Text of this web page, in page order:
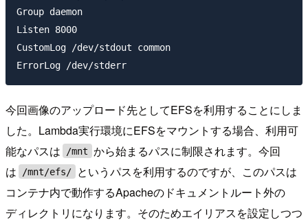
Group daemon
Listen 8000
CustomLog /dev/stdout common
今回画像のアップロード先としてEFSを利用することにしま
した。Lambda実行環境にEFSをマウントする場合、利用可
能なパスは
/mnt から始まるパスに制限されます。今回
は
/mnt/efs/
というパスを利用するのですが、このパスは
コンテナ内で動作するApacheのドキュメントルート外の
ディレクトリになります。そのためエイリアスを設定しつつ